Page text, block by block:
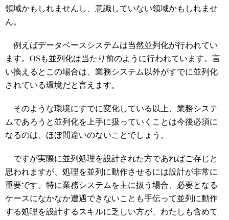
領域かもしれませんし、意識していない領域かもしれませ
ん。
例えばデータベースシステムは当然並列化が行われてい
ます。OSも並列化は当たり前のように行われています。言
い換えるとこの場合は、業務システム以外がすでに並列化
されている環境だと言えます。
そのような環境にすでに変化している以上、業務システ
ムであろうと並列化を上手に扱っていくことは今後必須に
なるのは、ほぼ間違いのないことでしょう。
ですが実際に並列処理を設計された方であればご存じと
思われますが、処理を並列に動作させるには設計が非常に
重要です。特に業務システムを主に扱う場合、必要となる
ケースになかなか遭遇できないことも手伝って並列に動作
する処理を設計するスキルに乏しい方が、わたしも含めて